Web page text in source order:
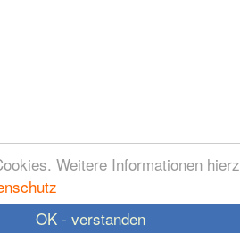
OK - verstanden
Weitere Informationen